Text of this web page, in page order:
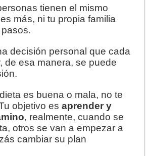
tienen el mismo
más, ni tu propia familia
decisión personal que cada
de esa manera, se puede
es buena o mala, no te
objetivo esaprender y
, realmente, cuando se
otros se van a empezar a
cambiar su plan